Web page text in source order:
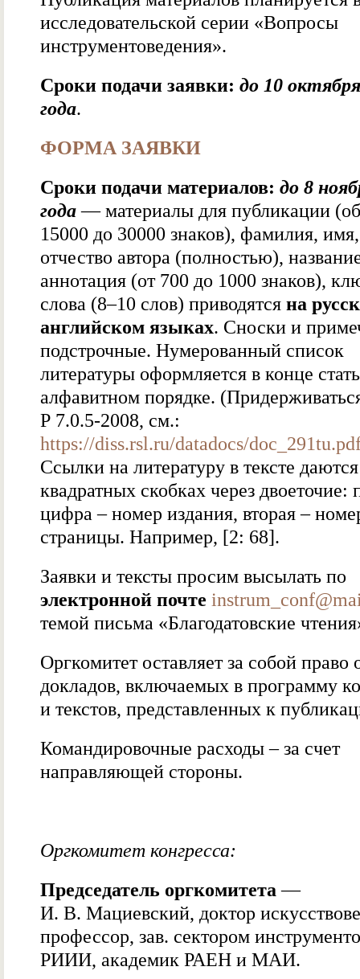
исследовательской серии «Вопросы
инструментоведения».
Сроки подачи заявки: до 10
года.
ФОРМА ЗАЯВКИ
Сроки подачи материалов: до 8
года — материалы для публикации
15000 до 30000 знаков), фамилия, имя,
отчество автора (полностью),
аннотация (от 700 до 1000 знаков),
слова (8–10 слов) приводятся на
английском языках. Сноски и
подстрочные. Нумерованный список
литературы оформляется в конце
алфавитном порядке.
Р 7.0.5-2008, см.:
https://diss.rsl.ru/datadocs/
Ссылки на литературу в тексте
квадратных скобках через двоеточие:
цифра – номер издания, вторая –
страницы. Например, [2: 68].
Заявки и тексты просим высылать по
электронной почте
темой письма «Благодатовские
Оргкомитет оставляет за собой право
докладов, включаемых в программу
и текстов, представленных к
Командировочные расходы – за счет
направляющей стороны.
Оргкомитет конгресса:
Председатель оргкомитета —
И. В. Мациевский, доктор
профессор, зав. сектором
РИИИ, академик РАЕН и МАИ.